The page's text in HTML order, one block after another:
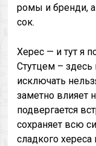
ромы и бренди,
сок.
Херес — и тут я
Стутцем – здесь
исключать
заметно влияет
подвергается
сохраняет всю
сладкого хереса